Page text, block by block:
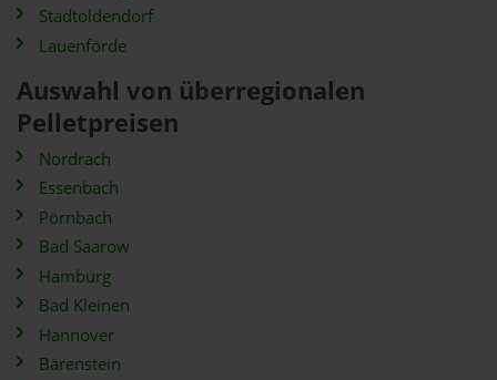
Stadtoldendorf
Lauenförde
Auswahl von überregionalen
Pelletpreisen
Nordrach
Essenbach
Pörnbach
Bad Saarow
Hamburg
Bad Kleinen
Hannover
Bärenstein